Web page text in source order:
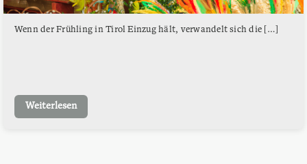
Wenn der Frühling in Tirol Einzug hält, verwandelt sich die […]
Weiterlesen